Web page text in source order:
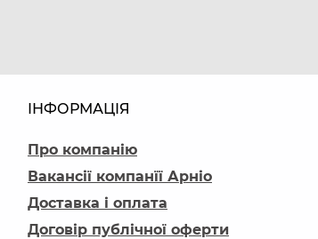
ІНФОРМАЦІЯ
Про компанію
Вакансії компанїї Арніо
Доставка і оплата
Договір публічної оферти